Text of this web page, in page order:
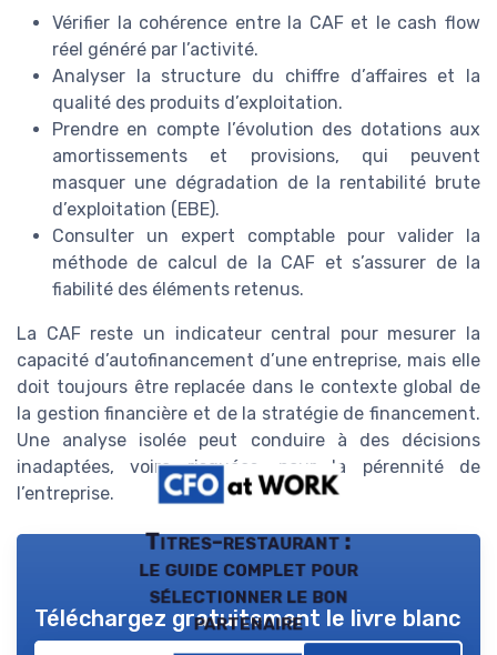
Vérifier la cohérence entre la CAF et le cash flow
réel généré par l’activité.
Analyser la structure du chiffre d’affaires et la
qualité des produits d’exploitation.
Prendre en compte l’évolution des dotations aux
amortissements et provisions, qui peuvent
masquer une dégradation de la rentabilité brute
d’exploitation (EBE).
Consulter un expert comptable pour valider la
méthode de calcul de la CAF et s’assurer de la
fiabilité des éléments retenus.
La CAF reste un indicateur central pour mesurer la
capacité d’autofinancement d’une entreprise, mais elle
doit toujours être replacée dans le contexte global de
la gestion financière et de la stratégie de financement.
Une analyse isolée peut conduire à des décisions
inadaptées, voire risquées, pour la pérennité de
l’entreprise.
Titres-restaurant :
le guide complet pour
sélectionner le bon
partenaire
Téléchargez gratuitement le livre blanc